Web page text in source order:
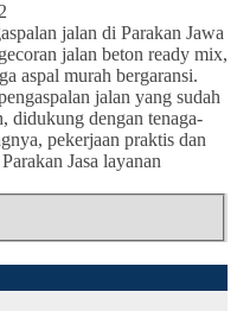
jalan di Parakan Jawa
jalan beton ready mix,
aspal murah bergaransi.
jalan yang sudah
didukung dengan tenaga-
pekerjaan praktis dan
Jasa layanan